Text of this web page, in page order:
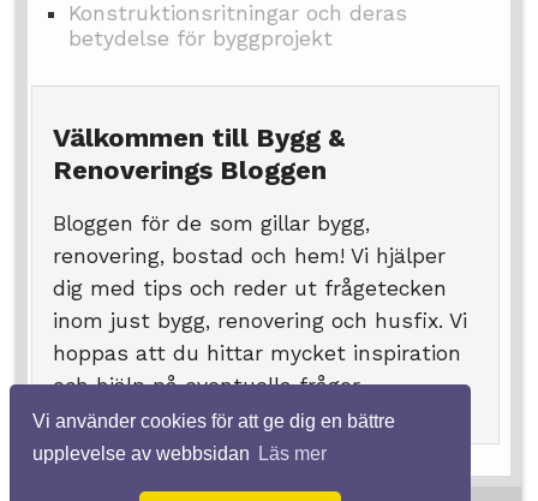
Vi använder cookies för att ge dig en bättre
upplevelse av webbsidan
Läs mer
Konstruktionsritningar och deras
betydelse för byggprojekt
Välkommen till Bygg &
Renoverings Bloggen
Bloggen för de som gillar bygg,
renovering, bostad och hem! Vi hjälper
dig med tips och reder ut frågetecken
inom just bygg, renovering och husfix. Vi
hoppas att du hittar mycket inspiration
och hjälp på eventuella frågor.